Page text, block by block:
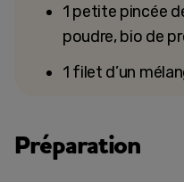
1 petite pincée
poudre, bio de
1 filet d’un
Préparation